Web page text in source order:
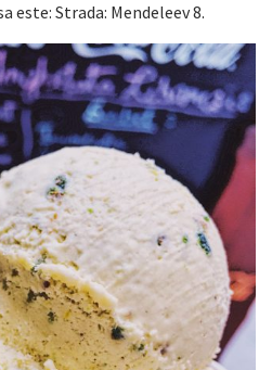
este: Strada: Mendeleev 8.